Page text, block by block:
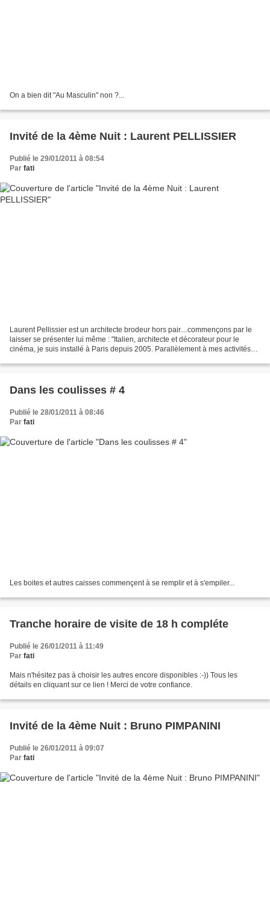
On a bien dit "Au Masculin" non ?...
Invité de la 4ème Nuit : Laurent PELLISSIER
Publié le 29/01/2011 à 08:54
Par fati
Laurent Pellissier est un architecte brodeur hors pair....commençons par le
laisser se présenter lui même : "Italien, architecte et décorateur pour le
cinéma, je suis installé à Paris depuis 2005. Parallèlement à mes activités
Dans les coulisses # 4
Publié le 28/01/2011 à 08:46
Par fati
Les boites et autres caisses commençent à se remplir et à s'empiler...
Tranche horaire de visite de 18 h compléte
Publié le 26/01/2011 à 11:49
Par fati
Mais n'hésitez pas à choisir les autres encore disponibles :-)) Tous les
détails en cliquant sur ce lien ! Merci de votre confiance.
Invité de la 4ème Nuit : Bruno PIMPANINI
Publié le 26/01/2011 à 09:07
Par fati